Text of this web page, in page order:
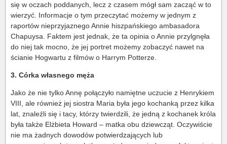
się w oczach poddanych, lecz z czasem mógł sam zacząć w to
wierzyć. Informacje o tym przeczytać możemy w jednym z
raportów nieprzyjaznego Annie hiszpańskiego ambasadora
Chapuysa. Faktem jest jednak, że ta opinia o Annie przylgnęła
do niej tak mocno, że jej portret możemy zobaczyć nawet na
ścianie Hogwartu z filmów o Harrym Potterze.
3. Córka własnego męża
Jako że nie tylko Annę połączyło namiętne uczucie z Henrykiem
VIII, ale również jej siostra Maria była jego kochanką przez kilka
lat, znaleźli się i tacy, którzy twierdzili, że jedną z kochanek króla
była także Elżbieta Howard – matka obu dziewcząt. Oczywiście
nie ma żadnych dowodów potwierdzających lub